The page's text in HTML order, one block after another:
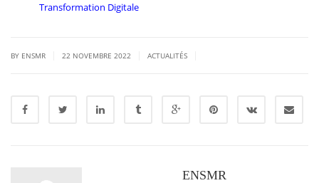
Transformation Digitale
BY ENSMR 22 NOVEMBRE 2022 ACTUALITÉS
ENSMR